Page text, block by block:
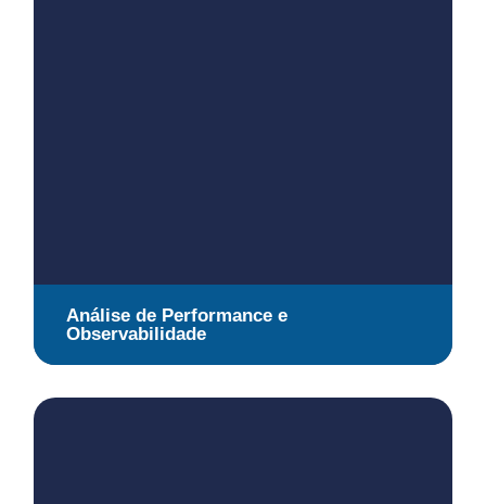
Análise de Performance e
Observabilidade